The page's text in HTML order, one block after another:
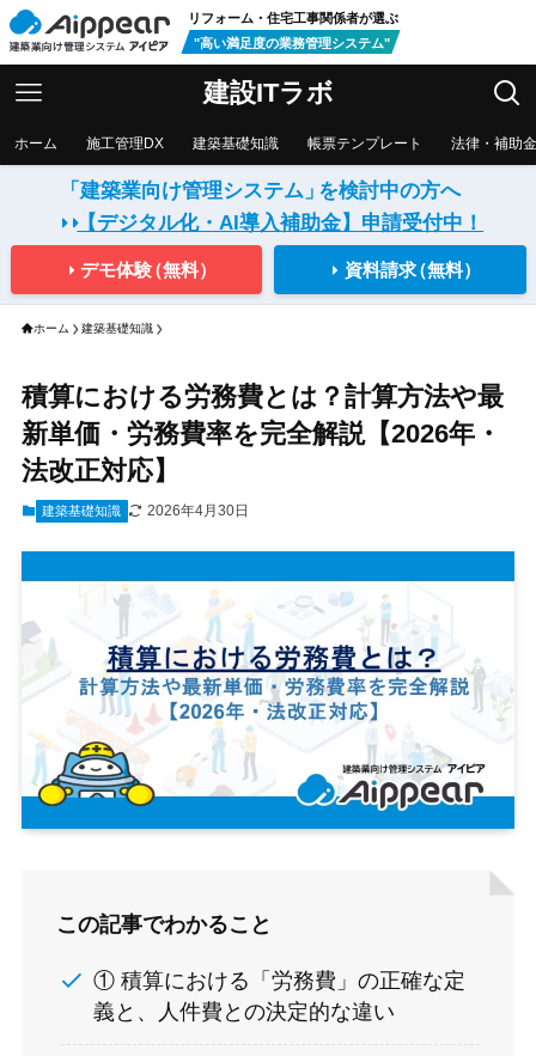
リフォーム・住宅工事関係者が選ぶ
"高い満足度の業務管理システム"
建設ITラボ
ホーム 施工管理DX 建築基礎知識 帳票テンプレート 法律・補助金
「建築業向け管理システム」を検討中の方へ
【デジタル化・AI導入補助金】申請受付中！
デモ体験（無料） 資料請求（無料）
ホーム 建築基礎知識
積算における労務費とは？計算方法や最
新単価・労務費率を完全解説【2026年・
法改正対応】
建築基礎知識 2026年4月30日
この記事でわかること
① 積算における「労務費」の正確な定
義と、人件費との決定的な違い